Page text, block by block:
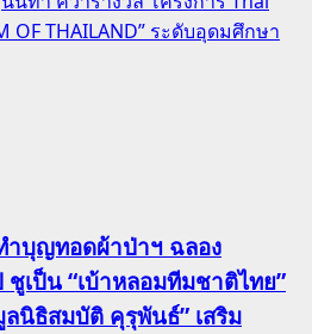
OF THAILAND” ระดับอุดมศึกษา
ำบุญทอดผ้าป่าฯ ฉลอง
เป็น “เบ้าหลอมทีมชาติไทย”
นิธิสมบัติ คุรุพันธ์” เสริม